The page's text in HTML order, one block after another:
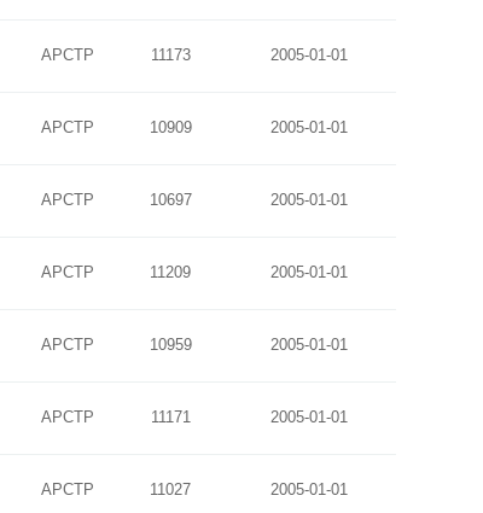
APCTP 11173 2005-01-01
APCTP 10909 2005-01-01
APCTP 10697 2005-01-01
APCTP 11209 2005-01-01
APCTP 10959 2005-01-01
APCTP 11171 2005-01-01
APCTP 11027 2005-01-01